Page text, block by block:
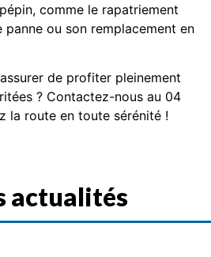
comme le rapatriement
panne ou son remplacement en
de profiter pleinement
? Contactez-nous au 04
la route en toute sérénité !
actualités